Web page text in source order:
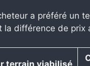
a préféré un
différence de